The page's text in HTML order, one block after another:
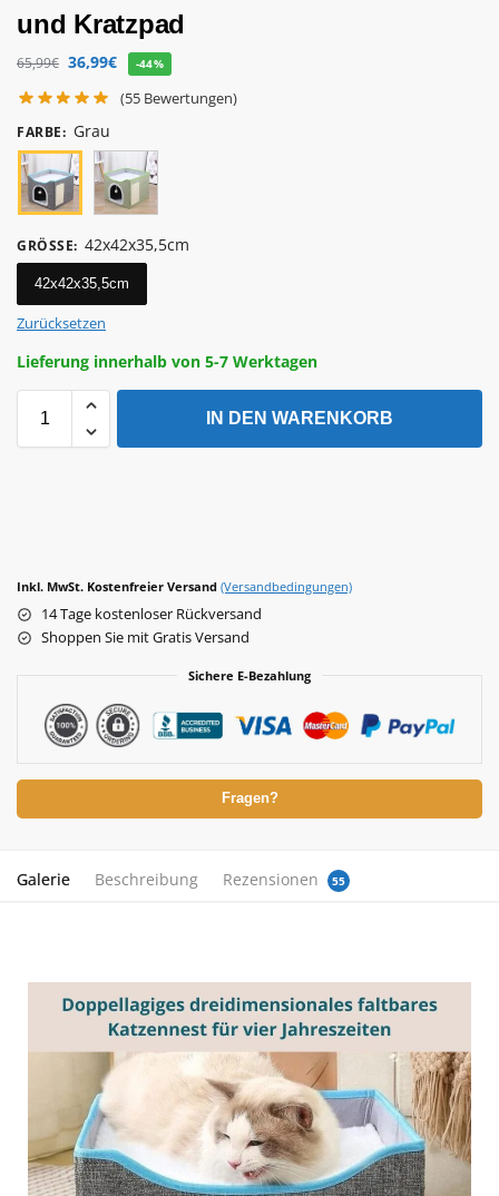
und Kratzpad
65,99€ 36,99€ -44%
(55 Bewertungen)
FARBE: Grau
GRÖSSE : 42x42x35,5cm
42x42x35,5cm
Zurücksetzen
Lieferung innerhalb von 5-7 Werktagen
IN DEN WARENKORB
Inkl. MwSt. Kostenfreier Versand (Versandbedingungen)
14 Tage kostenloser Rückversand
Shoppen Sie mit Gratis Versand
Sichere E-Bezahlung
Fragen?
Galerie Beschreibung Rezensionen 55